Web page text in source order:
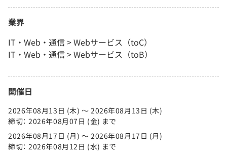
業界
IT・Web・通信 > Webサービス（toC）
IT・Web・通信 > Webサービス（toB）
開催日
2026年08月13日 (木) 〜 2026年08月13日 (木)
締切： 2026年08月07日 (金) まで
2026年08月17日 (月) 〜 2026年08月17日 (月)
締切： 2026年08月12日 (水) まで